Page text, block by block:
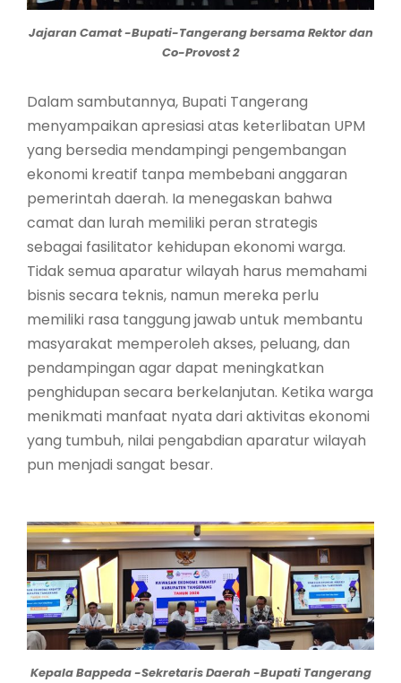
Jajaran Camat -Bupati-Tangerang bersama Rektor dan
Co-Provost 2
Dalam sambutannya, Bupati Tangerang
menyampaikan apresiasi atas keterlibatan UPM
yang bersedia mendampingi pengembangan
ekonomi kreatif tanpa membebani anggaran
pemerintah daerah. Ia menegaskan bahwa
camat dan lurah memiliki peran strategis
sebagai fasilitator kehidupan ekonomi warga.
Tidak semua aparatur wilayah harus memahami
bisnis secara teknis, namun mereka perlu
memiliki rasa tanggung jawab untuk membantu
masyarakat memperoleh akses, peluang, dan
pendampingan agar dapat meningkatkan
penghidupan secara berkelanjutan. Ketika warga
menikmati manfaat nyata dari aktivitas ekonomi
yang tumbuh, nilai pengabdian aparatur wilayah
pun menjadi sangat besar.
Kepala Bappeda -Sekretaris Daerah -Bupati Tangerang